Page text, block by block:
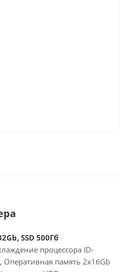
SSD 500Гб
процессора ID-
Оперативная память 2x16Gb